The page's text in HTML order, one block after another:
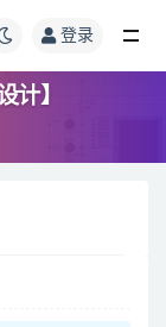
登录
计】